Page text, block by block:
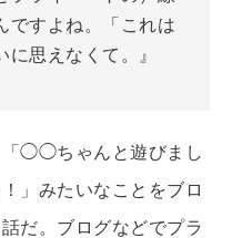
ですよね。「これは
思えなくて。』
「◯◯ちゃんと遊びまし
」みたいなことをブロ
だ。ブログなどでプラ